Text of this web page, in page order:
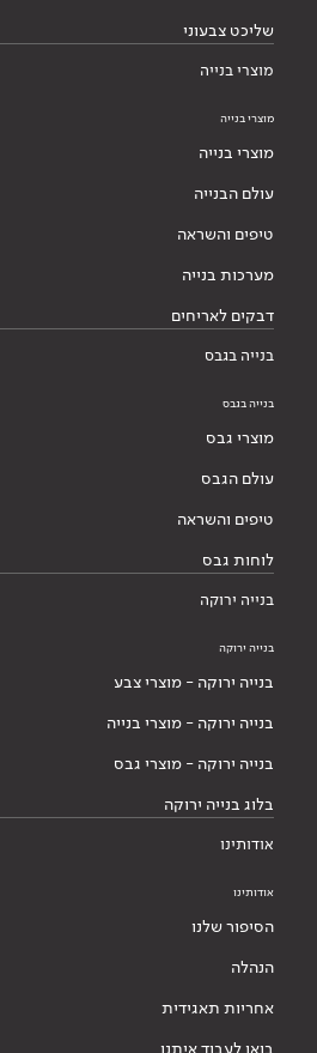
שליכט צבעוני
מוצרי בנייה
מוצרי בנייה
מוצרי בנייה
עולם הבנייה
טיפים והשראה
מערכות בנייה
דבקים לאריחים
בנייה בגבס
בנייה בגבס
מוצרי גבס
עולם הגבס
טיפים והשראה
לוחות גבס
בנייה ירוקה
בנייה ירוקה
בנייה ירוקה - מוצרי צבע
בנייה ירוקה - מוצרי בנייה
בנייה ירוקה - מוצרי גבס
בלוג בנייה ירוקה
אודותינו
אודותינו
הסיפור שלנו
הנהלה
אחריות תאגידית
בואו לעבוד איתנו